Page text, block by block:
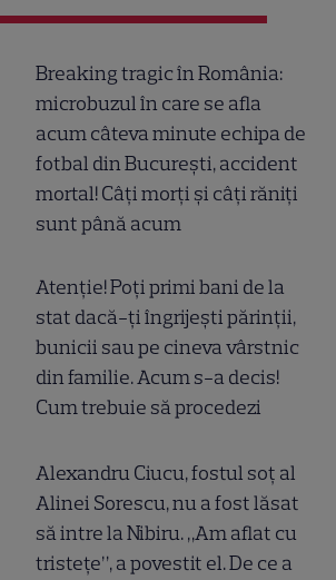
Breaking tragic în România:
microbuzul în care se afla
acum câteva minute echipa de
fotbal din București, accident
mortal! Câți morți și câți răniți
sunt până acum
Atenție! Poți primi bani de la
stat dacă-ți îngrijești părinții,
bunicii sau pe cineva vârstnic
din familie. Acum s-a decis!
Cum trebuie să procedezi
Alexandru Ciucu, fostul soț al
Alinei Sorescu, nu a fost lăsat
să intre la Nibiru. „Am aflat cu
tristețe”, a povestit el. De ce a